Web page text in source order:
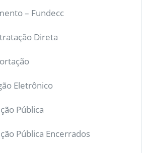
– Fundecc
Direta
Eletrônico
Pública
Pública Encerrados